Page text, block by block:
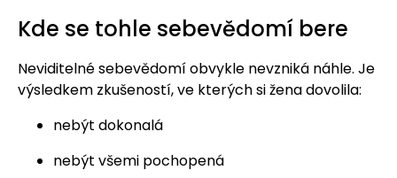
Kde se tohle sebevědomí bere
Neviditelné sebevědomí obvykle nevzniká náhle. Je
výsledkem zkušeností, ve kterých si žena dovolila:
nebýt dokonalá
nebýt všemi pochopená